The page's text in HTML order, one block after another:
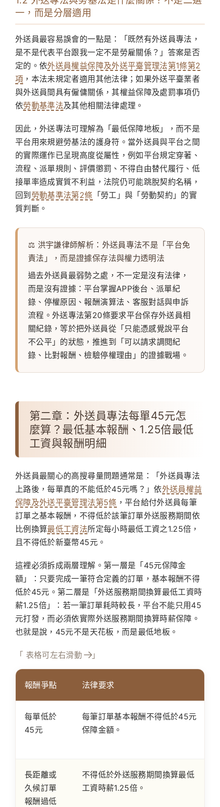
一，而是分層適用
外送員最容易誤會的一點是：「既然有外送員專法，
是不是代表平台跟我一定不是勞雇關係？」答案是否
定的。依外送員權益保障及外送平臺管理法第1條第2
項 ，本法未規定者適用其他法律；如果外送平臺業者
與外送員間具有僱傭關係，其權益保障及處罰事項仍
依勞動基準法及其他相關法律處理。
因此，外送專法可理解為「最低保障地板」，而不是
平台用來規避勞基法的護身符。當外送員與平台之間
的實際運作已呈現高度從屬性，例如平台規定穿著、
流程、派單規則、評價懲罰、不得自由替代履行、低
接單率造成實質不利益，法院仍可能跳脫契約名稱，
回到勞動基準法第2條 「勞工」與「勞動契約」的實
質判斷。
⚖️ 洪宇謙律師解析：外送員專法不是「平台免
責法」，而是證據保存法與權力透明法
過去外送員最弱勢之處，不一定是沒有法律，
而是沒有證據：平台掌握APP後台、派單紀
錄、停權原因、報酬演算法、客服對話與申訴
流程。外送專法第20條要求平台保存外送員相
關紀錄，等於把外送員從「只能憑感覺說平台
不公平」的狀態，推進到「可以請求調閱紀
錄、比對報酬、檢驗停權理由」的證據戰場。
第二章：外送員專法每單45元怎
麼算？最低基本報酬、1.25倍最低
工資與報酬明細
外送員最關心的高搜尋量問題通常是：「外送員專法
上路後，每單真的不能低於45元嗎？」依外送員權益
保障及外送平臺管理法第5條 ，平台給付外送員每筆
訂單之基本報酬，不得低於該筆訂單外送服務期間依
比例換算最低工資法所定每小時最低工資之1.25倍，
且不得低於新臺幣45元。
這裡必須拆成兩層理解。第一層是「45元保障金
額」：只要完成一筆符合定義的訂單，基本報酬不得
低於45元。第二層是「外送服務期間換算最低工資時
薪1.25倍」：若一筆訂單耗時較長，平台不能只用45
元打發，而必須依實際外送服務期間換算時薪保障。
也就是說，45元不是天花板，而是最低地板。
「 表格可左右滑動 」
報酬爭點 法律要求
每單低於
45元
每筆訂單基本報酬不得低於45元
保障金額。
長距離或
久候訂單
報酬過低
不得低於外送服務期間換算最低
工資時薪1.25倍。